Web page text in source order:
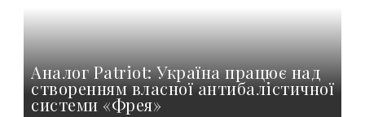
Аналог Patriot: Україна працює над
створенням власної антибалістичної
системи «Фрея»